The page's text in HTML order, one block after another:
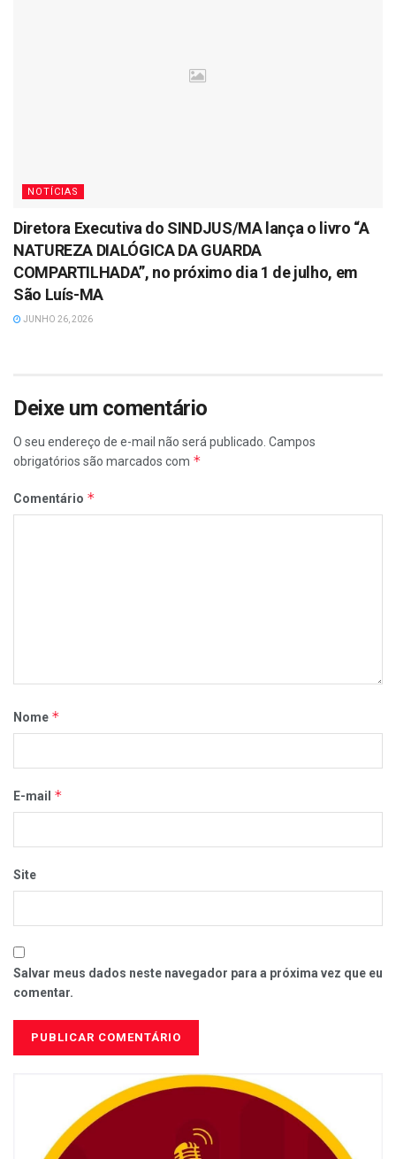
NOTÍCIAS
Diretora Executiva do SINDJUS/MA lança o livro “A
NATUREZA DIALÓGICA DA GUARDA
COMPARTILHADA”, no próximo dia 1 de julho, em
São Luís-MA
JUNHO 26, 2026
Deixe um comentário
O seu endereço de e-mail não será publicado. Campos
obrigatórios são marcados com *
Comentário *
Nome *
E-mail *
Site
Salvar meus dados neste navegador para a próxima vez que eu
comentar.